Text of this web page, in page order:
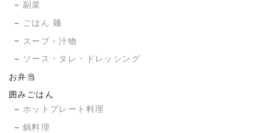
副菜
ごはん 麺
スープ・汁物
ソース・タレ・ドレッシング
お弁当
囲みごはん
ホットプレート料理
鍋料理